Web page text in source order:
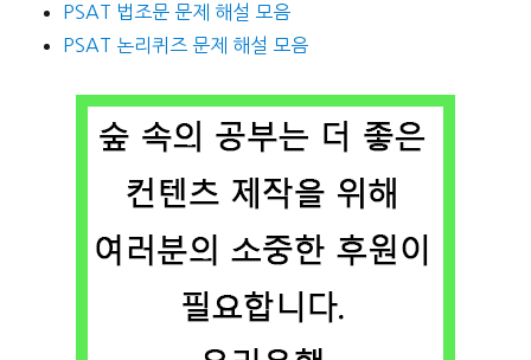
PSAT 법조문 문제 해설 모음
PSAT 논리퀴즈 문제 해설 모음